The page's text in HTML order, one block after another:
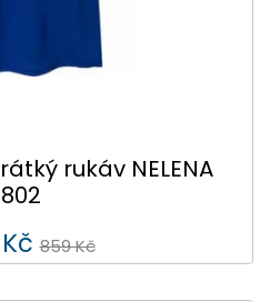
rukáv NELENA
802
859 Kč